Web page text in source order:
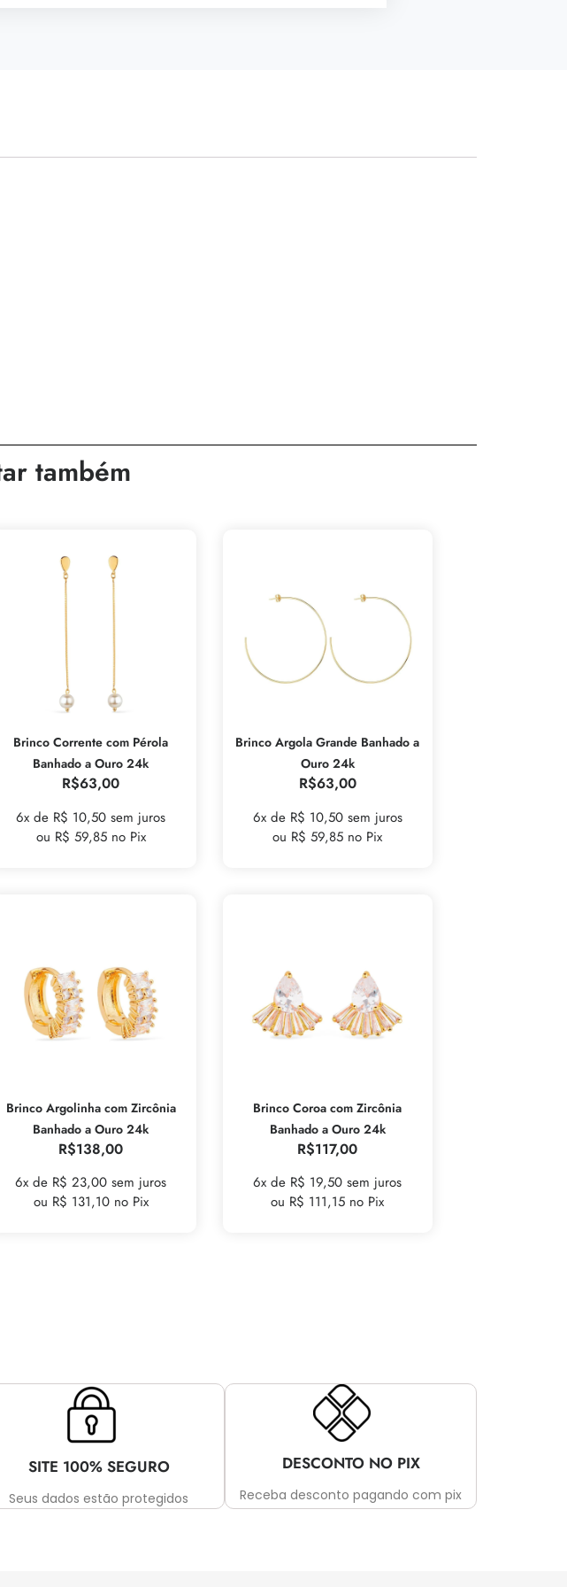
também
Brinco Corrente com Pérola
Banhado a Ouro 24k
R$63,00
6x de R$ 10,50 sem juros
ou R$ 59,85 no Pix
Brinco Argola Grande Banhado a
Ouro 24k
R$63,00
6x de R$ 10,50 sem juros
ou R$ 59,85 no Pix
Brinco Argolinha com Zircônia
Banhado a Ouro 24k
R$138,00
6x de R$ 23,00 sem juros
ou R$ 131,10 no Pix
Brinco Coroa com Zircônia
Banhado a Ouro 24k
R$117,00
6x de R$ 19,50 sem juros
ou R$ 111,15 no Pix
SITE 100% SEGURO
Seus dados estão protegidos
DESCONTO NO PIX
Receba desconto pagando com pix